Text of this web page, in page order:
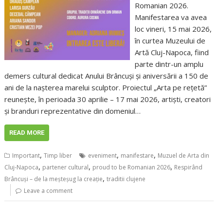
Romanian 2026.
Manifestarea va avea
loc vineri, 15 mai 2026,
în curtea Muzeului de
Artă Cluj-Napoca, fiind
parte dintr-un amplu
demers cultural dedicat Anului Brâncuși și aniversării a 150 de
ani de la nașterea marelui sculptor. Proiectul „Arta pe rețetă”
reunește, în perioada 30 aprilie – 17 mai 2026, artiști, creatori
și branduri reprezentative din domeniul…
READ MORE
Important,Timp liber eveniment, manifestare, Muzuel de Arta din
Cluj-Napoca, partener cultural, proud to be Romanian 2026, Respirând
Brâncuși – de la meșteșug la creație,traditii clujene
Leave a comment